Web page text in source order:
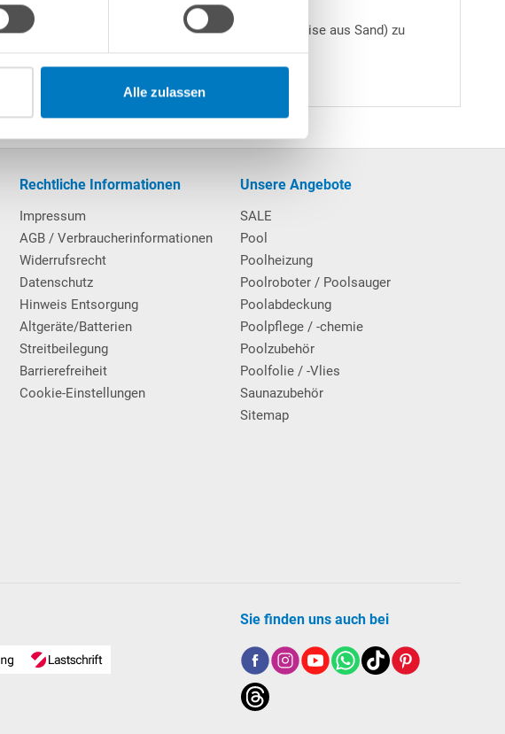
Alle zulassen
-Boden eine sogenannte Hohlkehle (beispielsweise aus Sand) zu
Rechtliche Informationen
Impressum
AGB / Verbraucherinformationen
Widerrufsrecht
Datenschutz
Hinweis Entsorgung
Altgeräte/Batterien
Streitbeilegung
Barrierefreiheit
Cookie-Einstellungen
Unsere Angebote
SALE
Pool
Poolheizung
Poolroboter / Poolsauger
Poolabdeckung
Poolpflege / -chemie
Poolzubehör
Poolfolie / -Vlies
Saunazubehör
Sitemap
Sie finden uns auch bei